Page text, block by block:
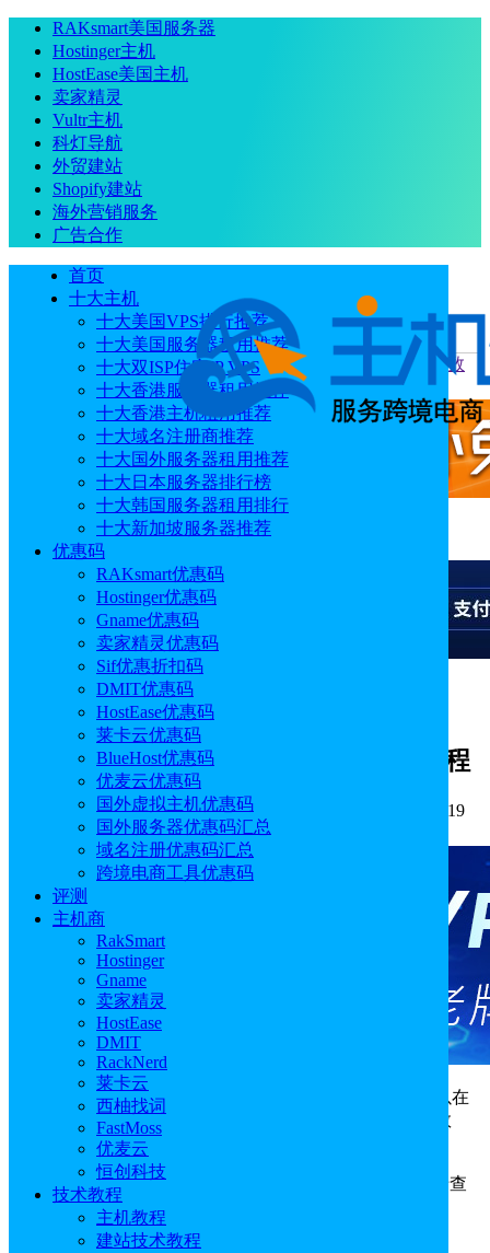
RAKsmart美国服务器
Hostinger主机
HostEase美国主机
卖家精灵
Vultr主机
科灯导航
外贸建站
Shopify建站
海外营销服务
广告合作
首页
十大主机
十大美国VPS排行推荐
十大美国服务器租用推荐
十大双ISP住宅IP VPS
十大香港服务器租用推荐
十大香港主机租用推荐
十大域名注册商推荐
十大国外服务器租用推荐
十大日本服务器排行榜
十大韩国服务器租用排行
十大新加坡服务器推荐
优惠码
RAKsmart优惠码
Hostinger优惠码
Gname优惠码
卖家精灵优惠码
Sif优惠折扣码
DMIT优惠码
HostEase优惠码
莱卡云优惠码
BlueHost优惠码
优麦云优惠码
国外虚拟主机优惠码
国外服务器优惠码汇总
域名注册优惠码汇总
跨境电商工具优惠码
评测
主机商
RakSmart
Hostinger
Gname
卖家精灵
HostEase
DMIT
RackNerd
莱卡云
西柚找词
FastMoss
优麦云
恒创科技
技术教程
主机教程
建站技术教程
当前位置：首页 主机教程 Ultahost主机账户检查支付发票数
Ultahost主机账户检查支付发票数量教程
作者: Alisa 分类:主机教程
发布时间: 2024.06.13 17:33:19
更新于: 2024.06.13 17:33:19
Ultahost主机后期续费或者是未支付的账单，都是可以在
后台统一看到的，Ultahost客户区域会有提示未付发票的数
量，选择之后统一付款即可，具体的操作流程如下：
登录Ultahost后台（
）可以点击该卡查
看所有发票，也可以导航到侧边栏菜单中的 Billing > My